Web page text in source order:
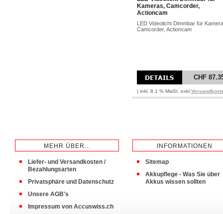
Kameras, Camcorder,
Actioncam
LED Videolicht Dimmbar für
Camcorder, Actioncam
CHF
( inkl. 8.1 % MwSt. exkl.
MEHR ÜBER...
Liefer- und Versandkosten /
Bezahlungsarten
Privatsphäre und Datenschutz
Unsere AGB's
Impressum von Accuswiss.ch
INFORMATIONEN
Sitemap
Akkupflege - Was Sie über
Akkus wissen sollten